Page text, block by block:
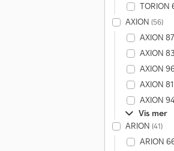
TORION
AXION (56)
AXION
AXION
AXION
AXION
AXION
Vis mer
ARION (41)
ARION